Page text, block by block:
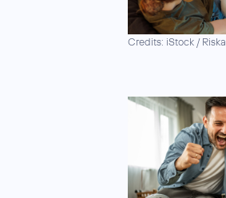
Credits: iStock / Riska